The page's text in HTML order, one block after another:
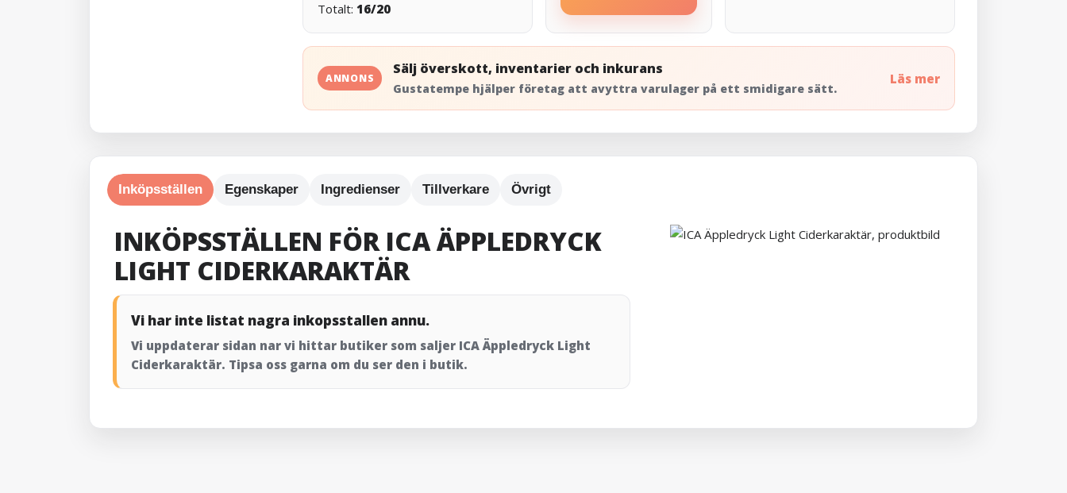
Totalt: 16/20
ANNONS
Sälj överskott, inventarier och inkurans
Gustatempe hjälper företag att avyttra varulager på ett smidigare sätt.
Läs mer
Inköpsställen Egenskaper Ingredienser Tillverkare Övrigt
INKÖPSSTÄLLEN FÖR ICA ÄPPLEDRYCK
LIGHT CIDERKARAKTÄR
Vi har inte listat nagra inkopsstallen annu.
Vi uppdaterar sidan nar vi hittar butiker som saljer ICA Äppledryck Light
Ciderkaraktär. Tipsa oss garna om du ser den i butik.